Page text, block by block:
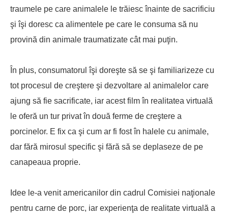
traumele pe care animalele le trăiesc înainte de sacrificiu
şi îşi doresc ca alimentele pe care le consuma să nu
provină din animale traumatizate cât mai puţin.
În plus, consumatorul îşi doreşte să se şi familiarizeze cu
tot procesul de creştere şi dezvoltare al animalelor care
ajung să fie sacrificate, iar acest film în realitatea virtuală
le oferă un tur privat în două ferme de creştere a
porcinelor. E fix ca şi cum ar fi fost în halele cu animale,
dar fără mirosul specific şi fără să se deplaseze de pe
canapeaua proprie.
Idee le-a venit americanilor din cadrul Comisiei naţionale
pentru carne de porc, iar experienţa de realitate virtuală a